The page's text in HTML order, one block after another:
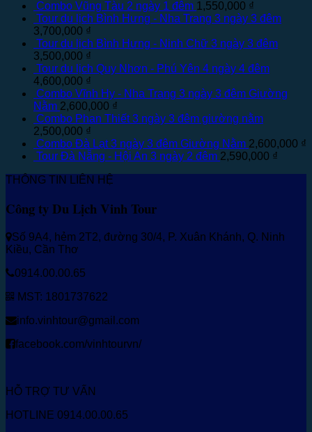
Combo Vũng Tàu 2 ngày 1 đêm 1,550,000 ₫
Tour du lịch Bình Hưng - Nha Trang 3 ngày 3 đêm
3,700,000 ₫
Tour du lịch Bình Hưng - Ninh Chữ 3 ngày 3 đêm
3,500,000 ₫
Tour du lịch Quy Nhơn - Phú Yên 4 ngày 4 đêm
4,600,000 ₫
Combo Vĩnh Hy - Nha Trang 3 ngày 3 đêm Giường
Nằm 2,600,000 ₫
Combo Phan Thiết 3 ngày 3 đêm giường nằm
2,500,000 ₫
Combo Đà Lạt 3 ngày 3 đêm Giường Nằm 2,600,000 ₫
Tour Đà Nẵng - Hội An 3 ngày 2 đêm 2,590,000 ₫
THÔNG TIN LIÊN HỆ
Công ty Du Lịch Vinh Tour
Số 9A4, hẻm 2T2, đường 30/4, P. Xuân Khánh, Q. Ninh
Kiều, Cần Thơ
0914.00.00.65
MST: 1801737622
info.vinhtour@gmail.com
facebook.com/vinhtourvn/
HỖ TRỢ TƯ VẤN
HOTLINE 0914.00.00.65